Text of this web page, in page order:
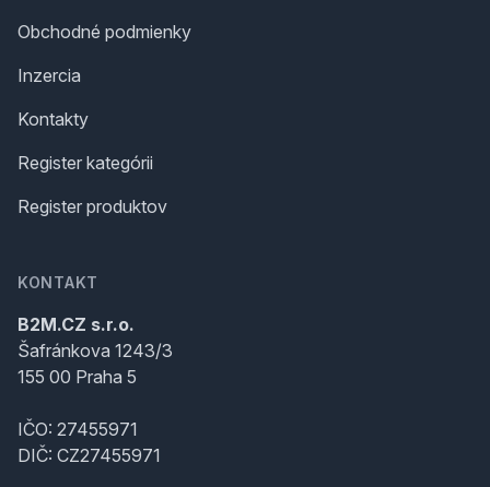
Obchodné podmienky
Inzercia
Kontakty
Register kategórii
Register produktov
KONTAKT
B2M.CZ s.r.o.
Šafránkova 1243/3
155 00 Praha 5
IČO: 27455971
DIČ: CZ27455971